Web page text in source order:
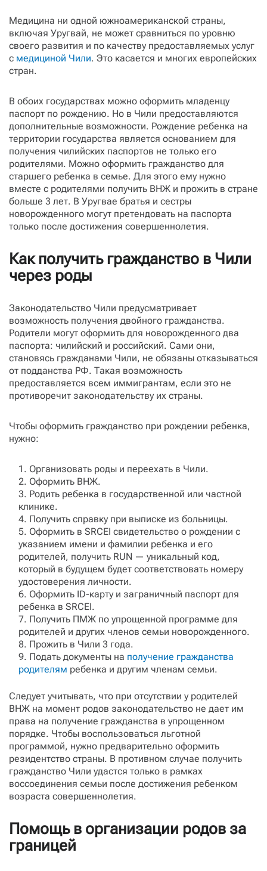
Медицина ни одной южноамериканской страны,
включая Уругвай, не может сравниться по уровню
своего развития и по качеству предоставляемых услуг
с медициной Чили. Это касается и многих европейских
стран.
В обоих государствах можно оформить младенцу
паспорт по рождению. Но в Чили предоставляются
дополнительные возможности. Рождение ребенка на
территории государства является основанием для
получения чилийских паспортов не только его
родителями. Можно оформить гражданство для
старшего ребенка в семье. Для этого ему нужно
вместе с родителями получить ВНЖ и прожить в стране
больше 3 лет. В Уругвае братья и сестры
новорожденного могут претендовать на паспорта
только после достижения совершеннолетия.
Как получить гражданство в Чили
через роды
Законодательство Чили предусматривает
возможность получения двойного гражданства.
Родители могут оформить для новорожденного два
паспорта: чилийский и российский. Сами они,
становясь гражданами Чили, не обязаны отказываться
от подданства РФ. Такая возможность
предоставляется всем иммигрантам, если это не
противоречит законодательству их страны.
Чтобы оформить гражданство при рождении ребенка,
нужно:
Организовать роды и переехать в Чили.
Оформить ВНЖ.
Родить ребенка в государственной или частной
клинике.
Получить справку при выписке из больницы.
Оформить в SRCEI свидетельство о рождении с
указанием имени и фамилии ребенка и его
родителей, получить RUN — уникальный код,
который в будущем будет соответствовать номеру
удостоверения личности.
Оформить ID-карту и заграничный паспорт для
ребенка в SRCEI.
Получить ПМЖ по упрощенной программе для
родителей и других членов семьи новорожденного.
Прожить в Чили 3 года.
Подать документы на получение гражданства
родителям ребенка и другим членам семьи.
Следует учитывать, что при отсутствии у родителей
ВНЖ на момент родов законодательство не дает им
права на получение гражданства в упрощенном
порядке. Чтобы воспользоваться льготной
программой, нужно предварительно оформить
резидентство страны. В противном случае получить
гражданство Чили удастся только в рамках
воссоединения семьи после достижения ребенком
возраста совершеннолетия.
Помощь в организации родов за
границей